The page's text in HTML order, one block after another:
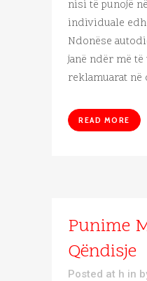
nisi të punojë
individuale
Ndonëse
janë ndër më
reklamuarat në
READ MORE
Punime
Qëndisje
Posted at h in